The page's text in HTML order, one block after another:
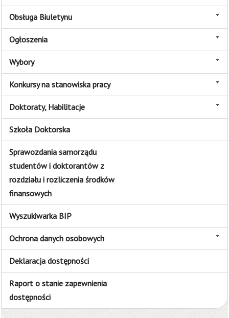
Obsługa Biuletynu
Ogłoszenia
Wybory
Konkursy na stanowiska pracy
Doktoraty, Habilitacje
Szkoła Doktorska
Sprawozdania samorządu
studentów i doktorantów z
rozdziału i rozliczenia środków
finansowych
Wyszukiwarka BIP
Ochrona danych osobowych
Deklaracja dostępności
Raport o stanie zapewnienia
dostępności